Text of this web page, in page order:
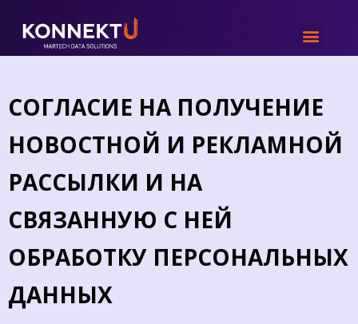
СОГЛАСИЕ НА ПОЛУЧЕНИЕ
НОВОСТНОЙ И РЕКЛАМНОЙ
РАССЫЛКИ И НА
СВЯЗАННУЮ С НЕЙ
ОБРАБОТКУ ПЕРСОНАЛЬНЫХ
ДАННЫХ